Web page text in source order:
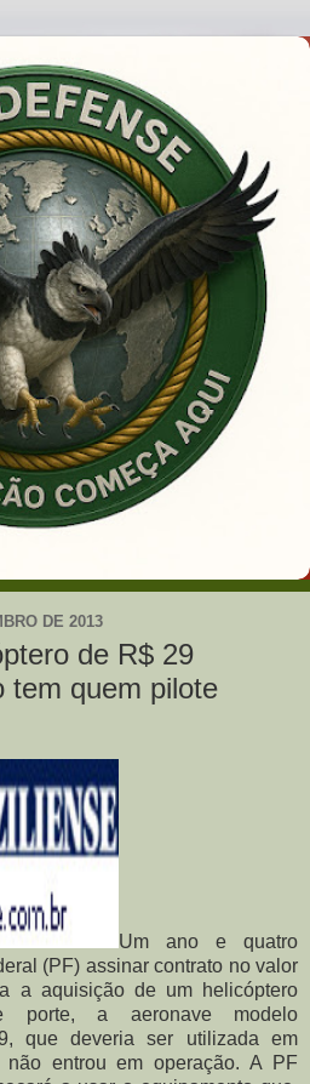
DE 2013
de R$ 29
tem quem pilote
Um ano e quatro
(PF) assinar contrato no valor
a aquisição de um helicóptero
porte, a aeronave modelo
que deveria ser utilizada em
entrou em operação. A PF